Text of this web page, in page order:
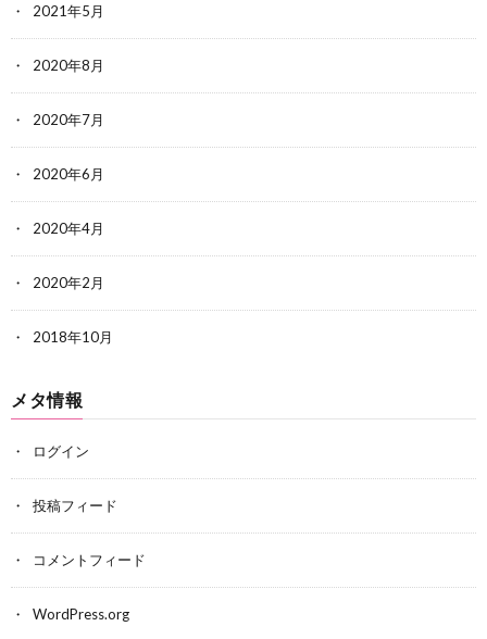
2021年5月
2020年8月
2020年7月
2020年6月
2020年4月
2020年2月
2018年10月
メタ情報
ログイン
投稿フィード
コメントフィード
WordPress.org